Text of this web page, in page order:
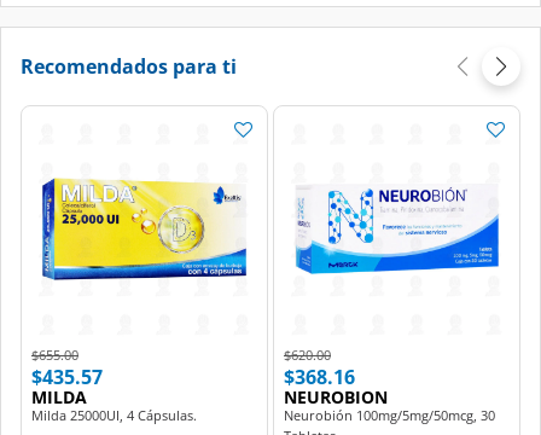
Recomendados para ti
Price reduced from
$655.00to
$435.57
MILDA
Milda 25000UI, 4 Cápsulas.
Price reduced from
$620.00to
$368.16
NEUROBION
Neurobión 100mg/5mg/50mcg, 30